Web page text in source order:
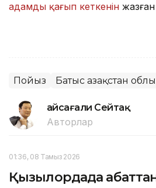
адамды қағып кеткенін
Пойыз Батыс Қазақстан
Ғайсағали Сейтақ
Авторлар
01:36, 08 Тамыз 2026
Қызылордада